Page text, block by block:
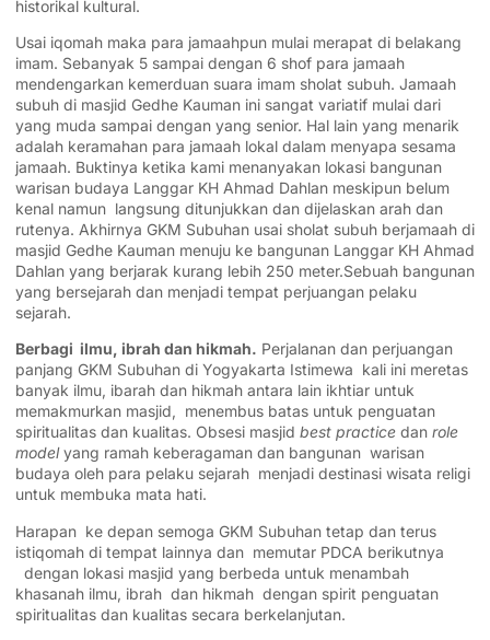
historikal kultural.
Usai iqomah maka para jamaahpun mulai merapat di belakang
imam. Sebanyak 5 sampai dengan 6 shof para jamaah
mendengarkan kemerduan suara imam sholat subuh. Jamaah
subuh di masjid Gedhe Kauman ini sangat variatif mulai dari
yang muda sampai dengan yang senior. Hal lain yang menarik
adalah keramahan para jamaah lokal dalam menyapa sesama
jamaah. Buktinya ketika kami menanyakan lokasi bangunan
warisan budaya Langgar KH Ahmad Dahlan meskipun belum
kenal namun langsung ditunjukkan dan dijelaskan arah dan
rutenya. Akhirnya GKM Subuhan usai sholat subuh berjamaah di
masjid Gedhe Kauman menuju ke bangunan Langgar KH Ahmad
Dahlan yang berjarak kurang lebih 250 meter.Sebuah bangunan
yang bersejarah dan menjadi tempat perjuangan pelaku
sejarah.
Berbagi ilmu, ibrah dan hikmah. Perjalanan dan perjuangan
panjang GKM Subuhan di Yogyakarta Istimewa kali ini meretas
banyak ilmu, ibarah dan hikmah antara lain ikhtiar untuk
memakmurkan masjid, menembus batas untuk penguatan
spiritualitas dan kualitas. Obsesi masjid best practice dan role
modelyang ramah keberagaman dan bangunan warisan
budaya oleh para pelaku sejarah menjadi destinasi wisata religi
untuk membuka mata hati.
Harapan ke depan semoga GKM Subuhan tetap dan terus
istiqomah di tempat lainnya dan memutar PDCA berikutnya
dengan lokasi masjid yang berbeda untuk menambah
khasanah ilmu, ibrah dan hikmah dengan spirit penguatan
spiritualitas dan kualitas secara berkelanjutan.